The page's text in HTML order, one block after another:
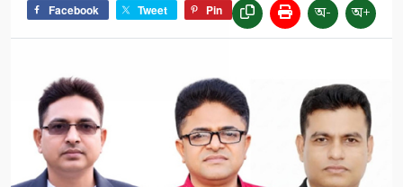
Facebook Tweet Pin অ- অ+